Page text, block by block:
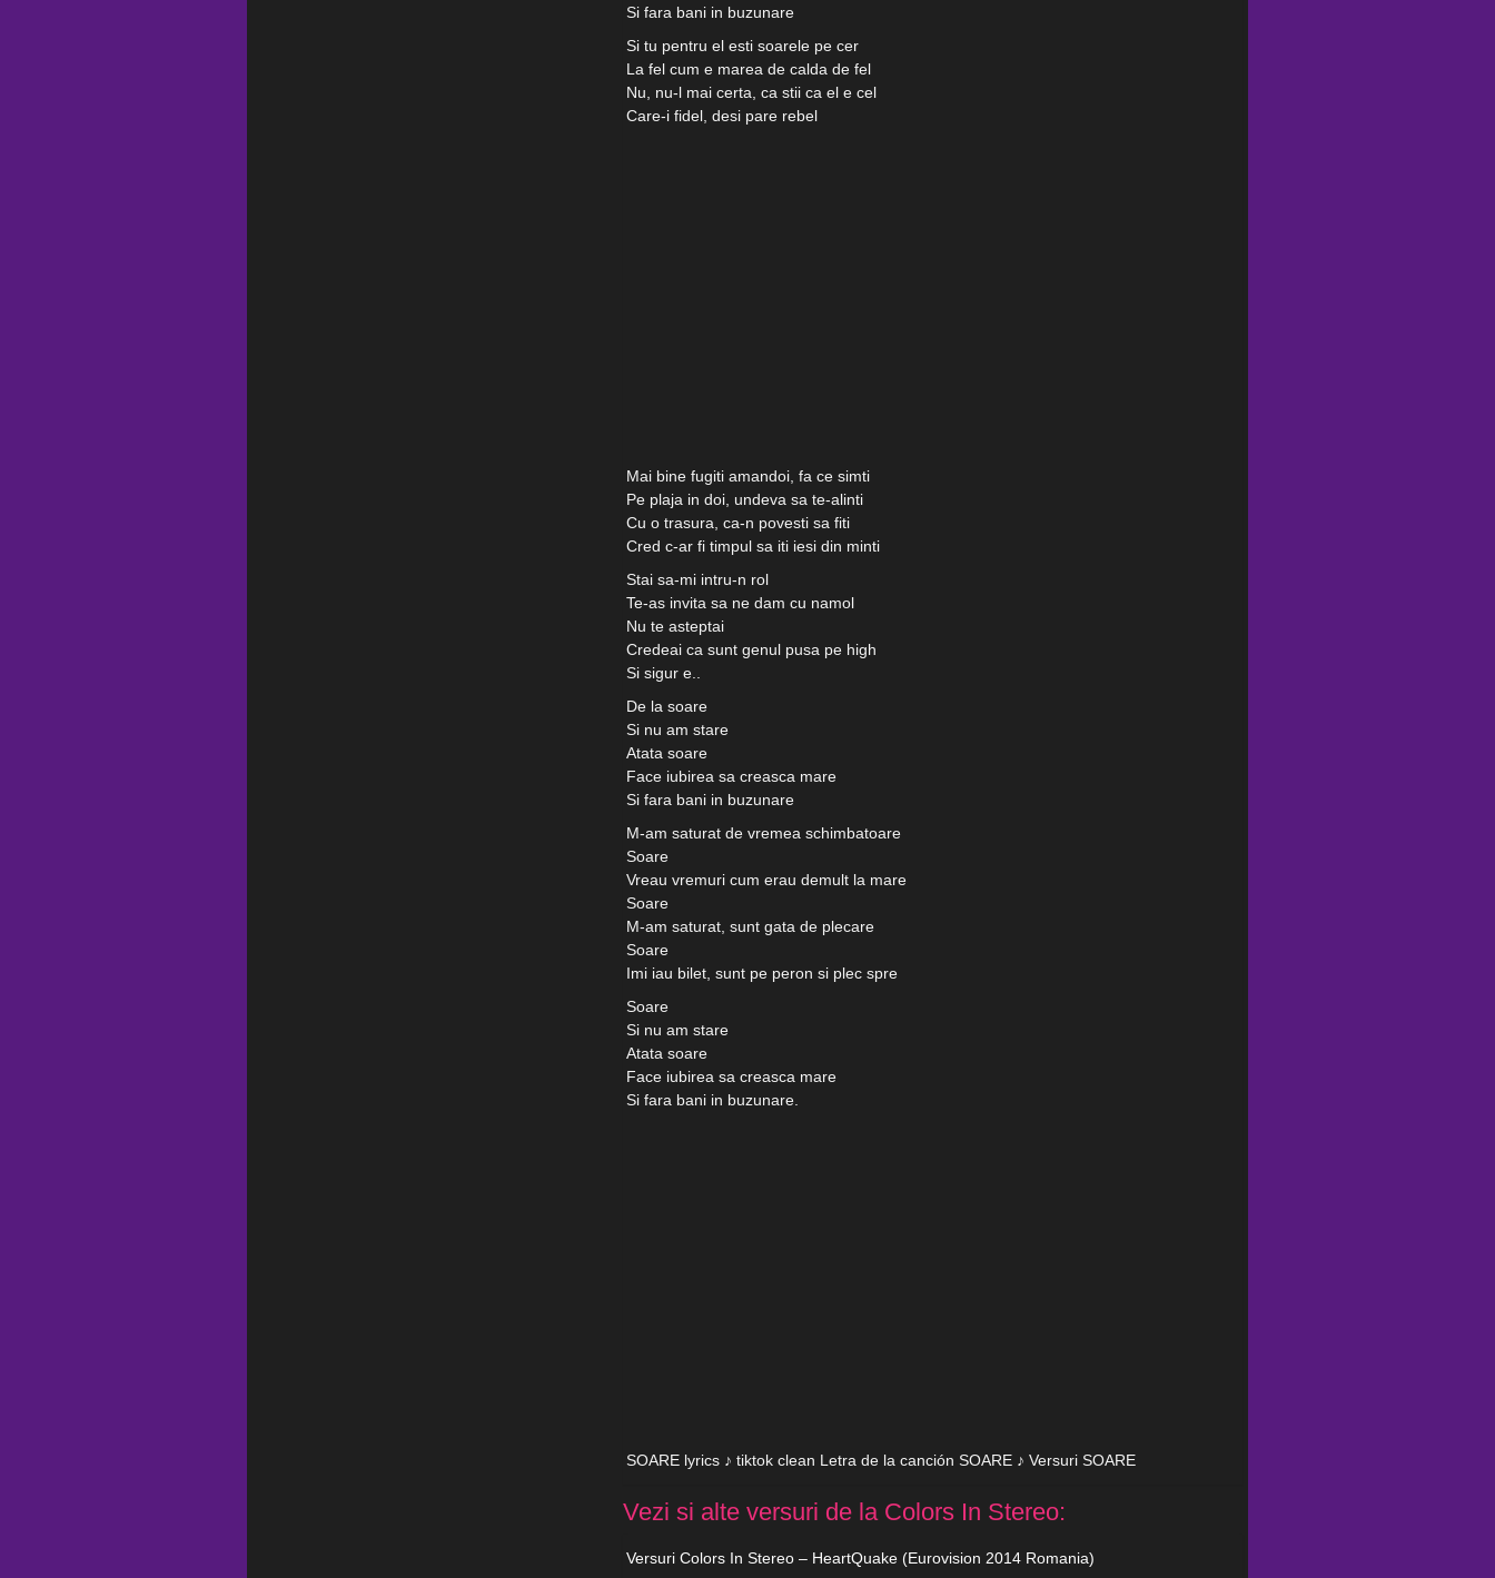
Si fara bani in buzunare
Si tu pentru el esti soarele pe cer
La fel cum e marea de calda de fel
Nu, nu-l mai certa, ca stii ca el e cel
Care-i fidel, desi pare rebel
Mai bine fugiti amandoi, fa ce simti
Pe plaja in doi, undeva sa te-alinti
Cu o trasura, ca-n povesti sa fiti
Cred c-ar fi timpul sa iti iesi din minti
Stai sa-mi intru-n rol
Te-as invita sa ne dam cu namol
Nu te asteptai
Credeai ca sunt genul pusa pe high
Si sigur e..
De la soare
Si nu am stare
Atata soare
Face iubirea sa creasca mare
Si fara bani in buzunare
M-am saturat de vremea schimbatoare
Soare
Vreau vremuri cum erau demult la mare
Soare
M-am saturat, sunt gata de plecare
Soare
Imi iau bilet, sunt pe peron si plec spre
Soare
Si nu am stare
Atata soare
Face iubirea sa creasca mare
Si fara bani in buzunare.
SOARE lyrics ♪ tiktok clean Letra de la canción SOARE ♪ Versuri SOARE
Vezi si alte versuri de la Colors In Stereo:
Versuri Colors In Stereo – HeartQuake (Eurovision 2014 Romania)